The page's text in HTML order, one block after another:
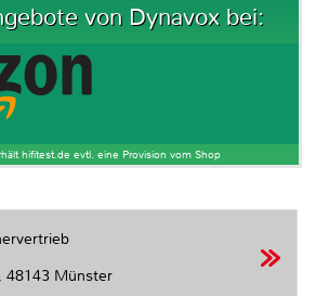
von Dynavox bei:
hifitest.de evtl. eine Provision vom Shop
48143 Münster